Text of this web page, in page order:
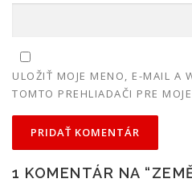
ULOŽIŤ MOJE MENO, E-MAIL A
TOMTO PREHLIADAČI PRE
1 KOMENTÁR NA “